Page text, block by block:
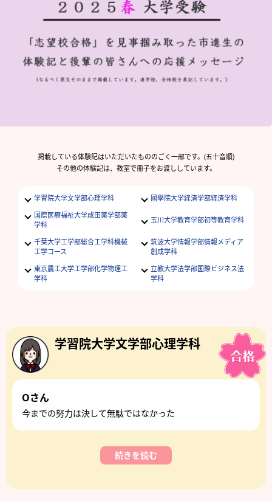
掲載している体験記はいただいたもののごく一部です。(五十音順)
その他の体験記は、教室で冊子をお渡ししています。
学習院大学文学部心理学科
國學院大学経済学部経済学科
国際医療福祉大学成田薬学部薬
学科
玉川大学教育学部初等教育学科
千葉大学工学部総合工学科機械
工学コース
筑波大学情報学部情報メディア
創成学科
東京農工大学工学部化学物理工
学科
立教大学法学部国際ビジネス法
学科
学習院大学文学部心理学科
Oさん
今までの努力は決して無駄ではなかった
続きを読む